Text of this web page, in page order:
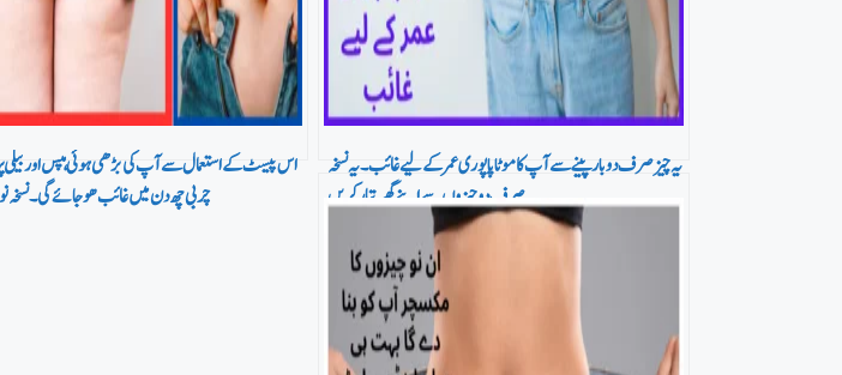
اس پیسٹ کےاستعمال سے آپ کی بڑھی ہوئی ہپس اور بیلی
چربی چھ دن میں غا ئب ھو جائے گی۔
یہ چیزصرف دو بار پینے سے آپ کا موٹاپا پوری عمر کے لیے غائب۔ یہ نسخہ
صرف دو چیزوں سے اپنے گھر تیار کریں